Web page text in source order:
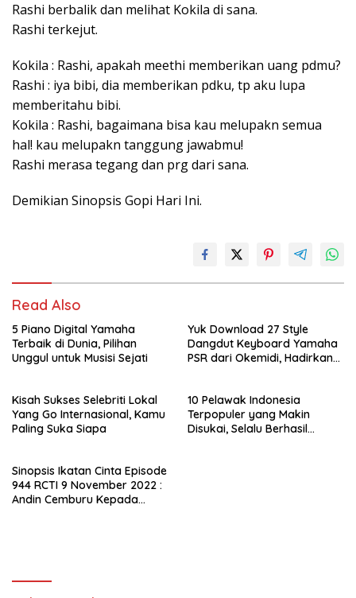
Rashi berbalik dan melihat Kokila di sana.
Rashi terkejut.
Kokila : Rashi, apakah meethi memberikan uang pdmu?
Rashi : iya bibi, dia memberikan pdku, tp aku lupa
memberitahu bibi.
Kokila : Rashi, bagaimana bisa kau melupakn semua
hal! kau melupakn tanggung jawabmu!
Rashi merasa tegang dan prg dari sana.
Demikian Sinopsis Gopi Hari Ini.
Read Also
5 Piano Digital Yamaha
Terbaik di Dunia, Pilihan
Unggul untuk Musisi Sejati
Yuk Download 27 Style
Dangdut Keyboard Yamaha
PSR dari Okemidi, Hadirkan
Kisah Sukses Selebriti Lokal
Yang Go Internasional, Kamu
Paling Suka Siapa
10 Pelawak Indonesia
Terpopuler yang Makin
Disukai, Selalu Berhasil
Sinopsis Ikatan Cinta Episode
944 RCTI 9 November 2022 :
Andin Cemburu Kepada